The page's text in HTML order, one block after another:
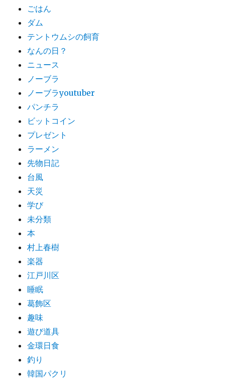
ごはん
ダム
テントウムシの飼育
なんの日？
ニュース
ノーブラ
ノーブラyoutuber
パンチラ
ビットコイン
プレゼント
ラーメン
先物日記
台風
天災
学び
未分類
本
村上春樹
楽器
江戸川区
睡眠
葛飾区
趣味
遊び道具
金環日食
釣り
韓国パクリ